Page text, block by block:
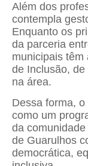
Além dos
contempla
Enquanto os
da parceria
municipais têm
de Inclusão,
na área.
Dessa forma, o
como um
da
de Guarulhos
democrática,